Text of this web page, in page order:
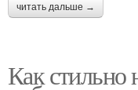
читать дальше →
Как